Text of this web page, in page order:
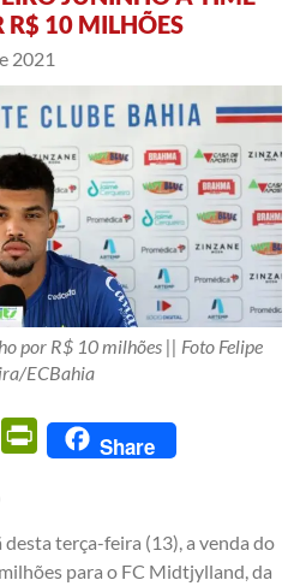
10 MILHÕES
2021
por R$ 10 milhões || Foto Felipe
ECBahia
Email PrintFriendly
Share
terça-feira (13), a venda do
para o FC Midtjylland, da